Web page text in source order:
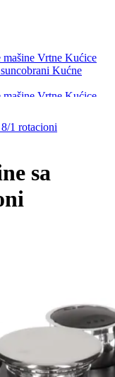
mašine Vrtne Kućice
Kućne
mašine Vrtne Kućice
1 rotacioni
sa